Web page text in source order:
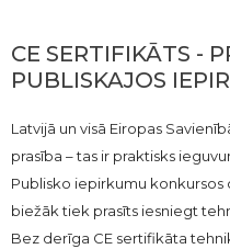
CE SERTIFIKĀTS -
PUBLISKAJOS
Latvijā un visā Eiropas
prasība – tas ir praktisks
Publisko iepirkumu
biežāk tiek prasīts iesniegt
Bez derīga CE sertifikāta